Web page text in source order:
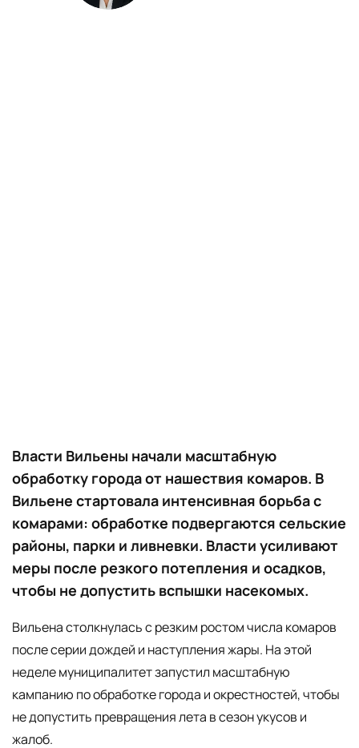
Власти Вильены начали масштабную
обработку города от нашествия комаров. В
Вильене стартовала интенсивная борьба с
комарами: обработке подвергаются сельские
районы, парки и ливневки. Власти усиливают
меры после резкого потепления и осадков,
чтобы не допустить вспышки насекомых.
Вильена столкнулась с резким ростом числа комаров
после серии дождей и наступления жары. На этой
неделе муниципалитет запустил масштабную
кампанию по обработке города и окрестностей, чтобы
не допустить превращения лета в сезон укусов и
жалоб.